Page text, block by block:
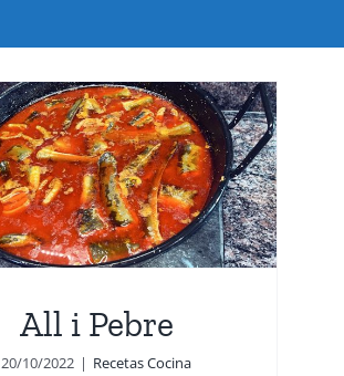
All i Pebre
20/10/2022 | Recetas Cocina